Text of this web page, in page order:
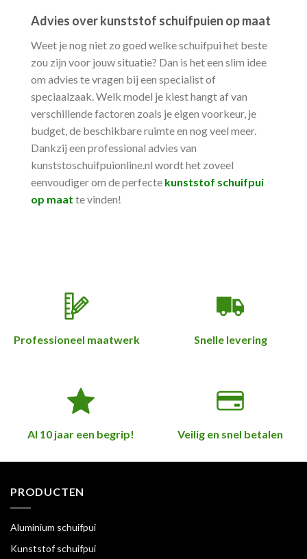
Advies over kunststof schuifpuien op maat
Weet je nog niet zo goed welke schuifpui het beste
zou zijn voor jouw situatie? Dan is het een slim idee
om advies te vragen bij een specialist of
speciaalzaak. Welk model je kiest hangt af van
verschillende factoren zoals je eigen voorkeur, je
budget, de beschikbare ruimte en nog veel meer.
Dankzij een professional advies van
kunststoschuifpuionline.nl wordt het zoveel
eenvoudiger om de perfecte kunststof schuifpui
op maat te vinden!
Professioneel maatwerk Snelle levering
Al 10 jaar een begrip! Veilig en snel betalen
PRODUCTEN
Aluminium schuifpui
Kunststof schuifpui